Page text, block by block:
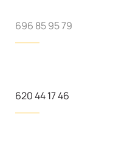
696 85 95 79
620 44 17 46